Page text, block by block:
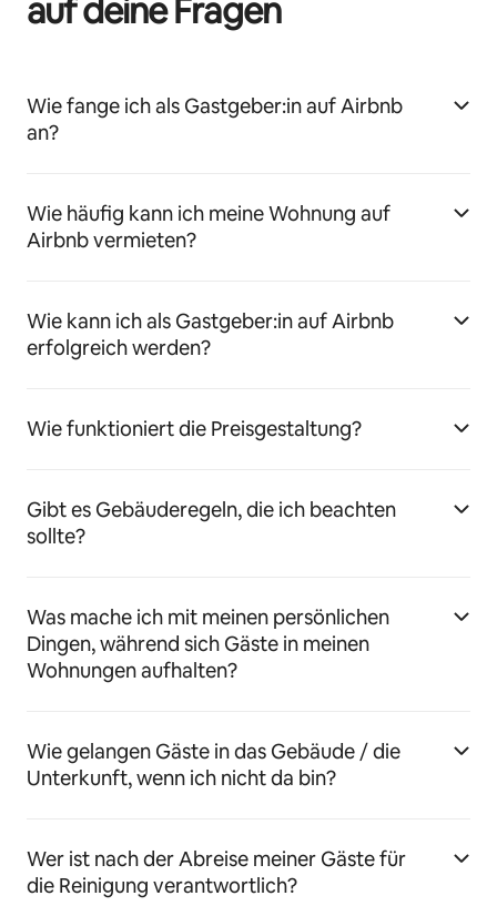
auf deine Fragen
Wie fange ich als Gastgeber:in auf Airbnb
an?
Wie häufig kann ich meine Wohnung auf
Airbnb vermieten?
Wie kann ich als Gastgeber:in auf Airbnb
erfolgreich werden?
Wie funktioniert die Preisgestaltung?
Gibt es Gebäuderegeln, die ich beachten
sollte?
Was mache ich mit meinen persönlichen
Dingen, während sich Gäste in meinen
Wohnungen aufhalten?
Wie gelangen Gäste in das Gebäude / die
Unterkunft, wenn ich nicht da bin?
Wer ist nach der Abreise meiner Gäste für
die Reinigung verantwortlich?